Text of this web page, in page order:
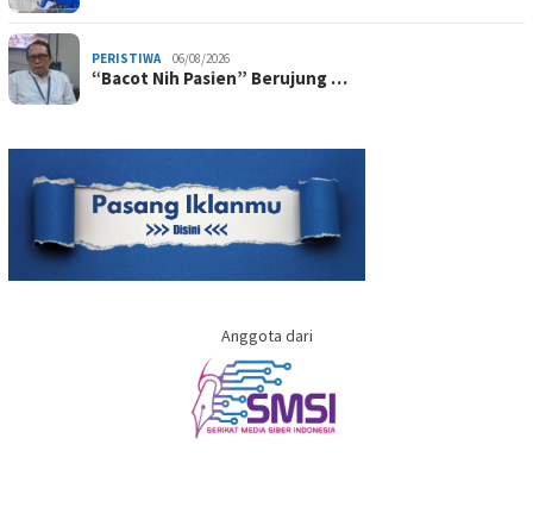
PERISTIWA 06/08/2026
“Bacot Nih Pasien” Berujung …
Anggota dari